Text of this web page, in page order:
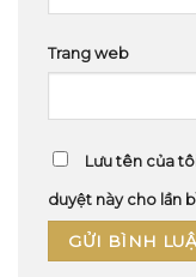
Trang web
Lưu tên của
duyệt này cho lần